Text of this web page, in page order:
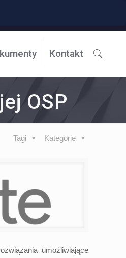
Kontakt
OSP
Kategorie
Tagi
umożliwiające